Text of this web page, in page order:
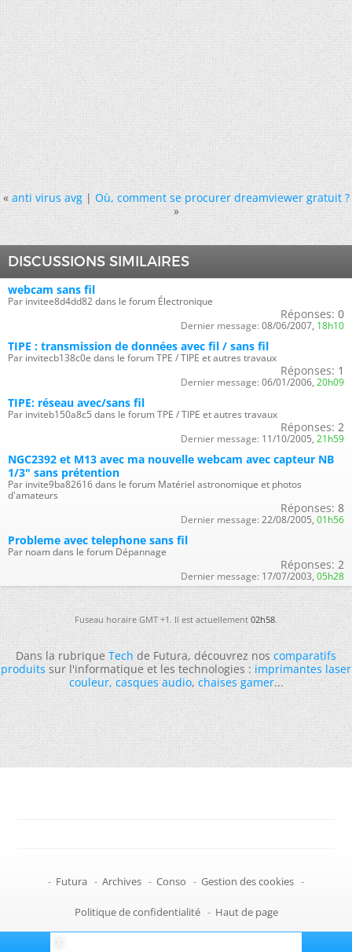
« anti virus avg|Où, comment se procurer dreamviewer gratuit ?
»
DISCUSSIONS SIMILAIRES
webcam sans fil
Par invitee8d4dd82 dans le forum Électronique
Réponses: 0
Dernier message: 08/06/2007, 18h10
TIPE : transmission de données avec fil / sans fil
Par invitecb138c0e dans le forum TPE / TIPE et autres travaux
Réponses: 1
Dernier message: 06/01/2006, 20h09
TIPE: réseau avec/sans fil
Par inviteb150a8c5 dans le forum TPE / TIPE et autres travaux
Réponses: 2
Dernier message: 11/10/2005, 21h59
NGC2392 et M13 avec ma nouvelle webcam avec capteur NB
1/3" sans prétention
Par invite9ba82616 dans le forum Matériel astronomique et photos
d'amateurs
Réponses: 8
Dernier message: 22/08/2005, 01h56
Probleme avec telephone sans fil
Par noam dans le forum Dépannage
Réponses: 2
Dernier message: 17/07/2003, 05h28
Fuseau horaire GMT +1. Il est actuellement02h58.
Dans la rubriqueTechde Futura, découvrez noscomparatifs
produitssur l'informatique et les technologies :imprimantes laser
couleur,casques audio,chaises gamer...
- Futura - Archives - Conso - Gestion des cookies -
Politique de confidentialité - Haut de page